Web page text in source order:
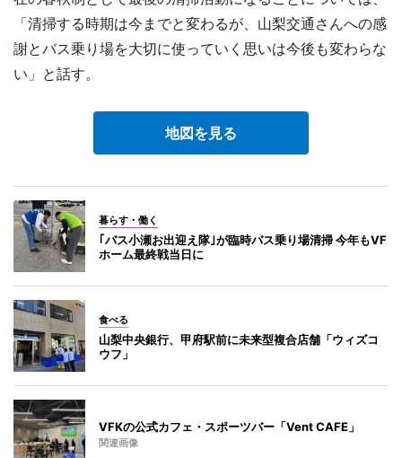
「清掃する時期は今までと変わるが、山梨交通さんへの感
謝とバス乗り場を大切に使っていく思いは今後も変わらな
い」と話す。
地図を見る
暮らす・働く
｢バス小瀬お出迎え隊｣が臨時バス乗り場清掃 今年もVF
ホーム最終戦当日に
食べる
山梨中央銀行、甲府駅前に未来型複合店舗「ウィズコ
ウフ」
VFKの公式カフェ・スポーツバー「Vent CAFE」
関連画像